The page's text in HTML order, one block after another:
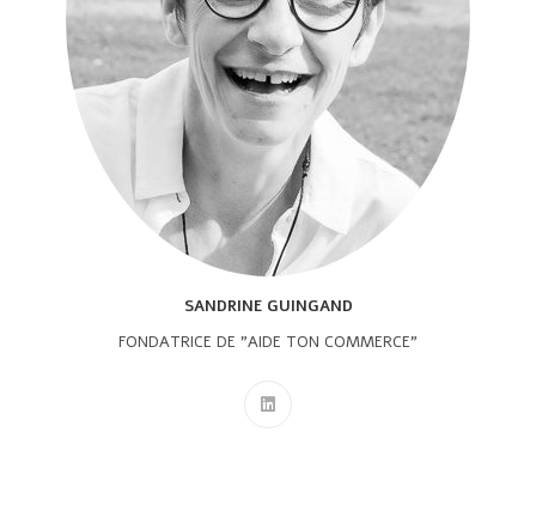
SANDRINE GUINGAND
FONDATRICE DE "AIDE TON COMMERCE"